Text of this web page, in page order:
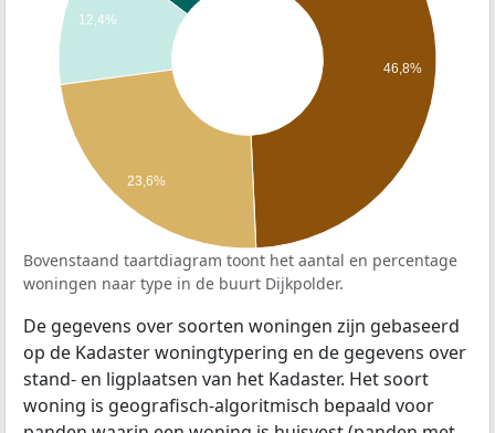
46,8%
12,4%
23,6%
Bovenstaand taartdiagram toont het aantal en percentage
woningen naar type in de buurt Dijkpolder.
De gegevens over soorten woningen zijn gebaseerd
op de Kadaster woningtypering en de gegevens over
stand- en ligplaatsen van het Kadaster. Het soort
woning is geografisch-algoritmisch bepaald voor